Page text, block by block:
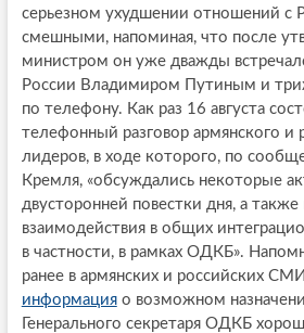
серьезном ухудшении отношений с
смешными, напоминая, что после
министром он уже дважды
России Владимиром Путиным и
по телефону. Как раз 16 августа
телефонный разговор армянского и
лидеров, в ходе которого, по
Кремля, «обсуждались некоторые
двусторонней повестки дня, а также
взаимодействия в общих
в частности, в рамках ОДКБ».
ранее в армянских и российских СМИ
информацияо возможном
Генерального секретаря ОДКБ